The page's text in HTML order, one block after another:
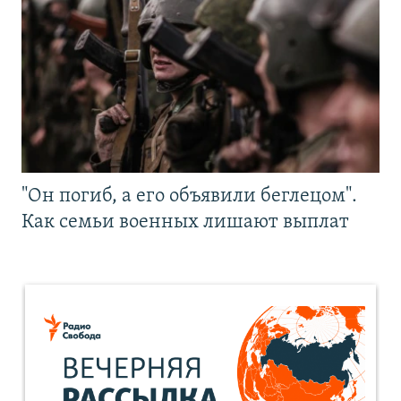
"Он погиб, а его объявили беглецом".
Как семьи военных лишают выплат